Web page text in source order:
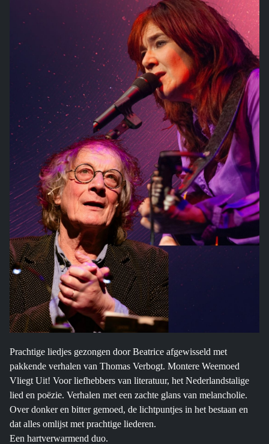
Prachtige liedjes gezongen door Beatrice afgewisseld met
pakkende verhalen van Thomas Verbogt. Montere Weemoed
Vliegt Uit! Voor liefhebbers van literatuur, het Nederlandstalige
lied en poëzie. Verhalen met een zachte glans van melancholie.
Over donker en bitter gemoed, de lichtpuntjes in het bestaan en
dat alles omlijst met prachtige liederen.
Een hartverwarmend duo.